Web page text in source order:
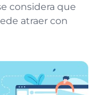
considera que
atraer con